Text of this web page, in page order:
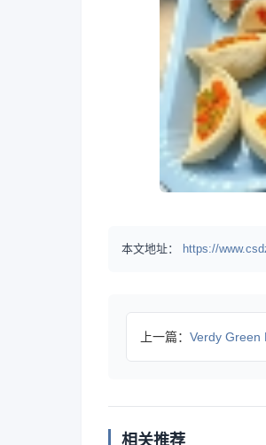
本文地址： https://
上一篇： Verdy Green
相关推荐